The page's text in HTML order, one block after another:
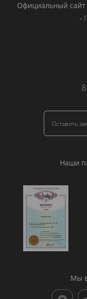
Официальный сайт
-
Оставить
Наши
Мы